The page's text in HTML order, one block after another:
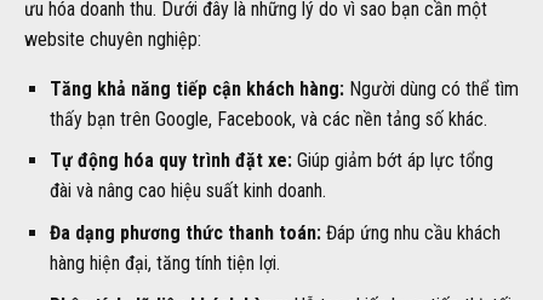
ưu hóa doanh thu. Dưới đây là những lý do vì sao bạn cần một
website chuyên nghiệp:
Tăng khả năng tiếp cận khách hàng:Người dùng có thể tìm
thấy bạn trên Google, Facebook, và các nền tảng số khác.
Tự động hóa quy trình đặt xe:Giúp giảm bớt áp lực tổng
đài và nâng cao hiệu suất kinh doanh.
Đa dạng phương thức thanh toán:Đáp ứng nhu cầu khách
hàng hiện đại, tăng tính tiện lợi.